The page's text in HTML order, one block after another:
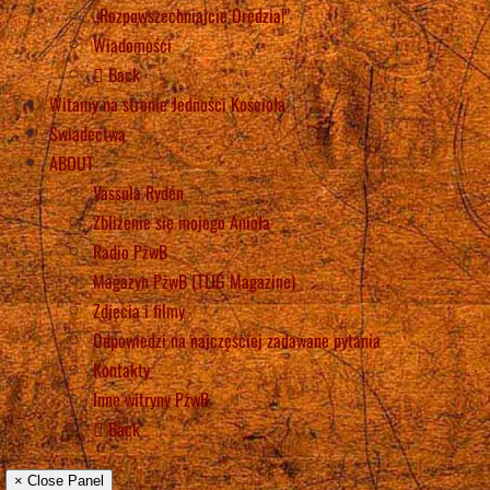
„Rozpowszechniajcie Orędzia!”
Wiadomości
Back
Witamy na stronie Jedności Kościoła
Świadectwa
ABOUT
Vassula Rydén
Zbliżenie się mojego Anioła
Radio PżwB
Magazyn PżwB (TLIG Magazine)
Zdjęcia i filmy
Odpowiedzi na najczęściej zadawane pytania
Kontakty
Inne witryny PżwB
Back
× Close Panel